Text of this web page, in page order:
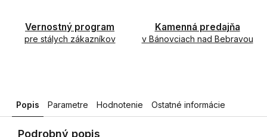
Vernostný program
pre stálych zákazníkov
Kamenná predajňa
v Bánovciach nad Bebravou
Popis Parametre Hodnotenie Ostatné informácie
Podrobný popis